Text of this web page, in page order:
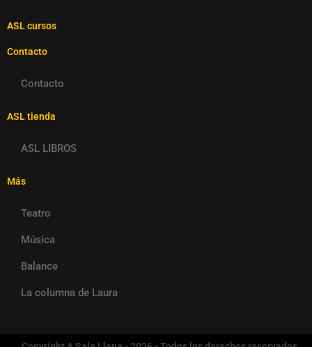
ASL cursos
Contacto
Contacto
ASL tienda
ASL LIBROS
Más
Teatro
Música
Balance
La columna de Laura